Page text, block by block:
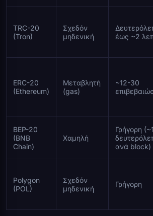
TRC-20
(Tron)
Σχεδόν
μηδενική
έως ~2
ERC-20
(Ethereum)
Μεταβλητή
(gas)
~12-30
BEP-20
(BNB
Chain)
Χαμηλή
Γρήγορη
ανά block)
Polygon
(POL)
Σχεδόν
μηδενική
Γρήγορη